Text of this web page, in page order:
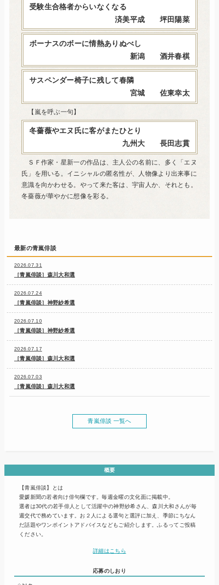
受験生合格者からいなくなる
済美平成 坪田陽菜
ボーナスのボーに情熱ありぬべし
新潟 酒井春棋
サスペンダー椅子に残して春隣
宮城 佐東幸太
【嵐を呼ぶ一句】
冬薔薇やエヌ氏に客がまたひとり
九州大 長田志貫
ＳＦ作家・星新一の作品は、主人公の名前に、多く「エヌ
氏」を用いる。イニシャルの匿名性が、人物像より出来事に
意識を向かわせる。やって来た客は、宇宙人か、それとも。
冬薔薇が華やかに想像を彩る。
最新の青嵐俳談
2026.07.31
［青嵐俳談］森川大和選
2026.07.24
［青嵐俳談］神野紗希選
2026.07.10
［青嵐俳談］神野紗希選
2026.07.17
［青嵐俳談］森川大和選
2026.07.03
［青嵐俳談］森川大和選
青嵐俳談 一覧へ
概要
【青嵐俳談】とは
愛媛新聞の若者向け俳句欄です。毎週金曜の文化面に掲載中。
選者は30代の若手俳人として活躍中の神野紗希さん、森川大和さんが毎
週交代で務めています。お２人による選句と選評に加え、季節にちなん
だ話題やワンポイントアドバイスなどもご紹介します。ふるってご投稿
ください。
詳細はこちら
応募のしおり